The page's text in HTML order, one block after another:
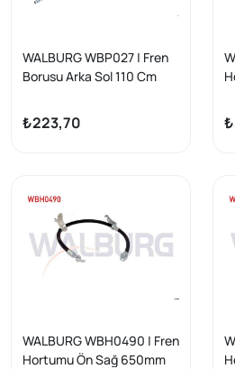
WALBURG WBP027 | Fren
Borusu Arka Sol 110 Cm
₺223,70
WALBURG WBH0490 | Fren
Hortumu Ön Sağ 650mm